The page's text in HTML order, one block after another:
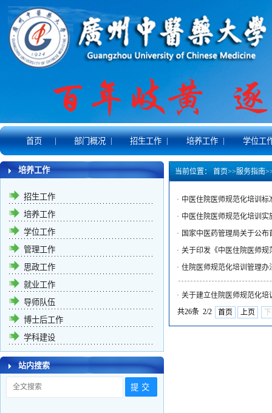
首页 | 部门概况 | 招生工作 | 培养工作 | 学位工
培养工作
招生工作
培养工作
学位工作
管理工作
思政工作
就业工作
导师队伍
博士后工作
学科建设
站内搜索
当前位置： 首页>>服务指南
· 中医住院医师规范化培训
· 中医住院医师规范化培训
· 国家中医药管理局关于公
· 关于印发《中医住院医师
· 住院医师规范化培训管理
· 关于建立住院医师规范化
共26条 2/2
首页 上页